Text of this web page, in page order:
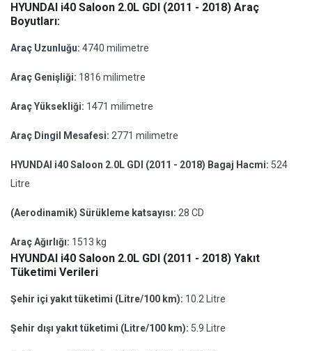
HYUNDAI i40 Saloon 2.0L GDI (2011 - 2018) Araç
Boyutları:
Araç Uzunluğu: 4740 milimetre
Araç Genişliği: 1816 milimetre
Araç Yüksekliği: 1471 milimetre
Araç Dingil Mesafesi: 2771 milimetre
HYUNDAI i40 Saloon 2.0L GDI (2011 - 2018) Bagaj Hacmi: 524
Litre
(Aerodinamik) Sürükleme katsayısı: 28 CD
Araç Ağırlığı: 1513 kg
HYUNDAI i40 Saloon 2.0L GDI (2011 - 2018) Yakıt
Tüketimi Verileri
Şehir içi yakıt tüketimi (Litre/100 km): 10.2 Litre
Şehir dışı yakıt tüketimi (Litre/100 km): 5.9 Litre